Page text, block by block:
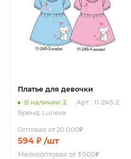
Платье для девочки
В наличии: 2
Арт. : 11-245-2.
Бренд: Luneva
Оптовая от 20 000₽
594₽ /шт
Мелкооптовая от 3 000₽